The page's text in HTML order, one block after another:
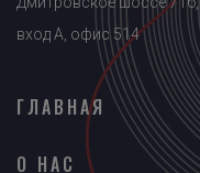
вход A, офис 514
ГЛАВНАЯ
О НАС